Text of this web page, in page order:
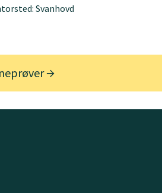
Svanhovd